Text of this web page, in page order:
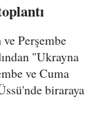
Perşembe
"Ukrayna
ve Cuma
biraraya